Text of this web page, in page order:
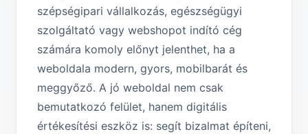
szépségipari vállalkozás, egészségügyi
szolgáltató vagy webshopot indító cég
számára komoly előnyt jelenthet, ha a
weboldala modern, gyors, mobilbarát és
meggyőző. A jó weboldal nem csak
bemutatkozó felület, hanem digitális
értékesítési eszköz is: segít bizalmat építeni,